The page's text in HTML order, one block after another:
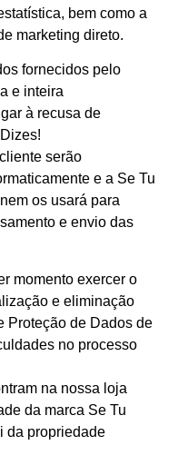
bem como a
marketing direto.
fornecidos pelo
e inteira
à recusa de
serão
e a Se Tu
os usará para
e envio das
momento exercer o
e eliminação
Proteção de Dados de
no processo
na nossa loja
da marca Se Tu
da propriedade